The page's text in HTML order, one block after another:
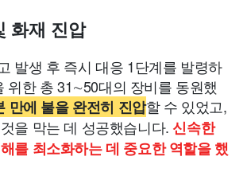
화재 진압
발생 후 즉시 대응 1단계를 발령하
위한 총 31∼50대의 장비를 동원했
만에 불을 완전히 진압할 수 있었고,
을 막는 데 성공했습니다. 신속한
를 최소화하는 데 중요한 역할을 했